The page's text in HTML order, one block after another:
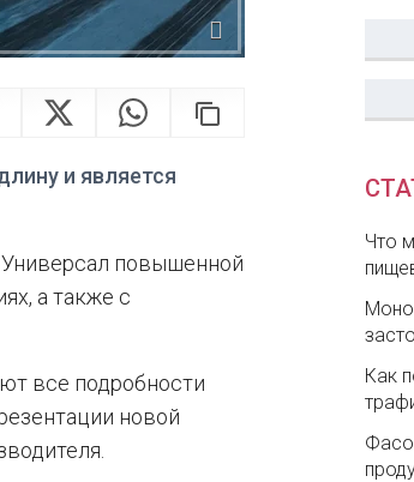
и является
Универсал повышенной
а также с
все подробности
новой
Что
Как